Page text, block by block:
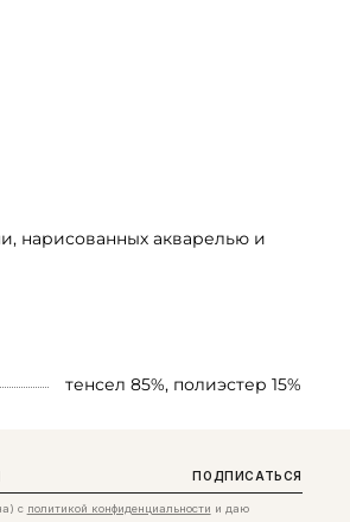
нарисованных акварелью и
тенсел 85%, полиэстер 15%
ПОДПИСАТЬСЯ
с политикой конфиденциальности и даю